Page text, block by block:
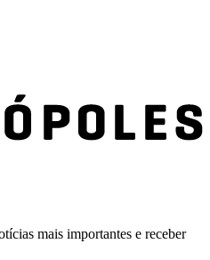
mais importantes e receber